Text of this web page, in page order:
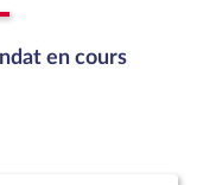
en cours